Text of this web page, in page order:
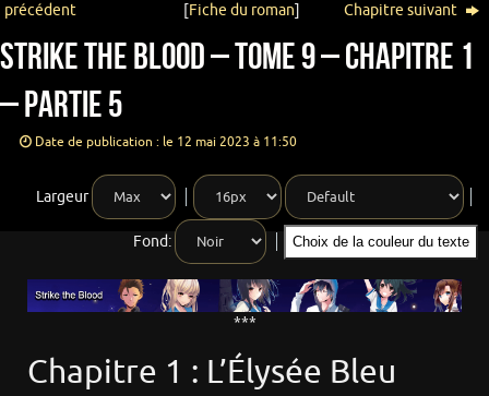
précédent
[Fiche du roman] Chapitre suivant
Strike the Blood – Tome 9 – Chapitre 1
– Partie 5
Date de publication : le 12 mai 2023 à 11:50
Largeur
Fond: Choix de la couleur du texte
***
Chapitre 1 : L’Élysée Bleu